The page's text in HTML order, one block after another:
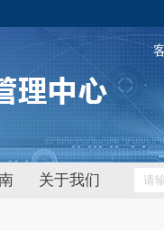
关于我们